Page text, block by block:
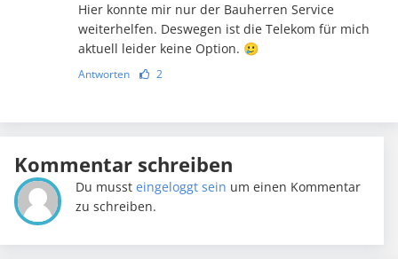
Hier konnte mir nur der Bauherren Service
weiterhelfen. Deswegen ist die Telekom für mich
aktuell leider keine Option. 🥲
Antworten 2
Kommentar schreiben
Du mussteingeloggt sein um einen Kommentar
zu schreiben.